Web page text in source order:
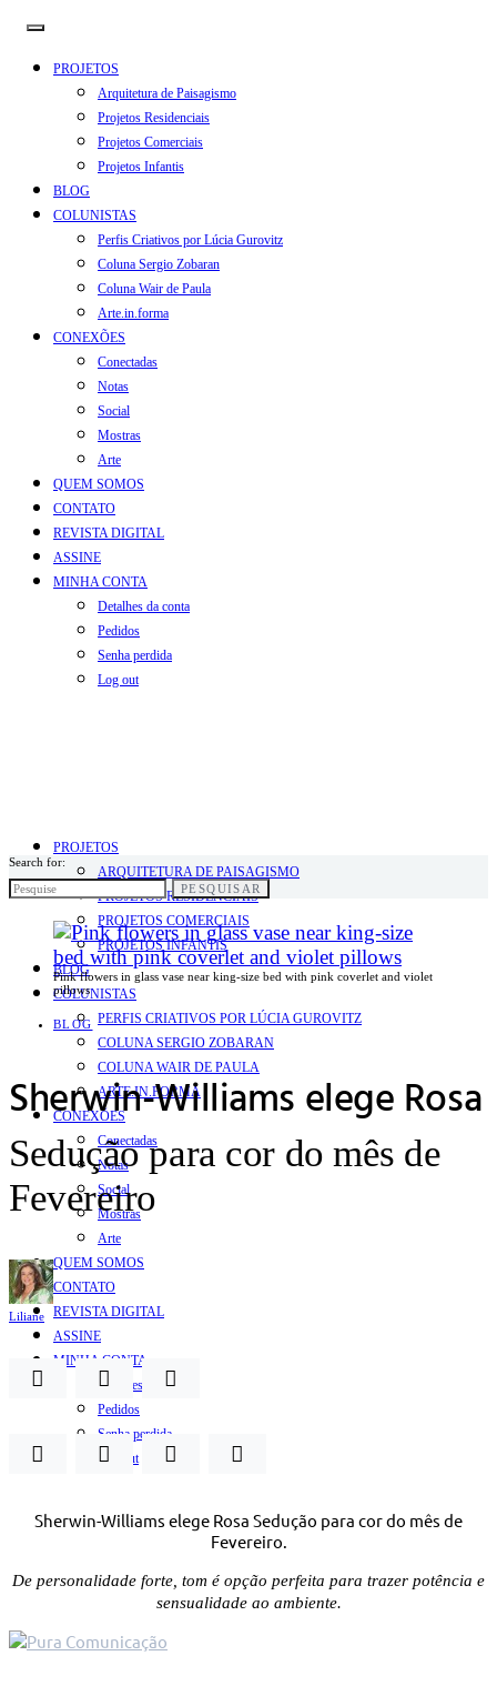
PROJETOS
Arquitetura de Paisagismo
Projetos Residenciais
Projetos Comerciais
Projetos Infantis
BLOG
COLUNISTAS
Perfis Criativos por Lúcia Gurovitz
Coluna Sergio Zobaran
Coluna Wair de Paula
Arte.in.forma
CONEXÕES
Conectadas
Notas
Social
Mostras
Arte
QUEM SOMOS
CONTATO
REVISTA DIGITAL
ASSINE
MINHA CONTA
Detalhes da conta
Pedidos
Senha perdida
Log out
PROJETOS
ARQUITETURA DE PAISAGISMO
PROJETOS RESIDENCIAIS
PROJETOS COMERCIAIS
PROJETOS INFANTIS
BLOG
COLUNISTAS
PERFIS CRIATIVOS POR LÚCIA GUROVITZ
COLUNA SERGIO ZOBARAN
COLUNA WAIR DE PAULA
ARTE.IN.FORMA
CONEXÕES
Conectadas
Notas
Social
Mostras
Arte
QUEM SOMOS
CONTATO
REVISTA DIGITAL
ASSINE
MINHA CONTA
Detalhes da conta
Pedidos
Senha perdida
Log out
Search for:
PESQUISAR
Pink flowers in glass vase near king-size bed with pink coverlet and violet
pillows
BLOG
Sherwin-Williams elege Rosa
Sedução para cor do mês de
Fevereiro
Liliane
Sherwin-Williams elege Rosa Sedução para cor do mês de
Fevereiro.
De personalidade forte, tom é opção perfeita para trazer potência e
sensualidade ao ambiente.